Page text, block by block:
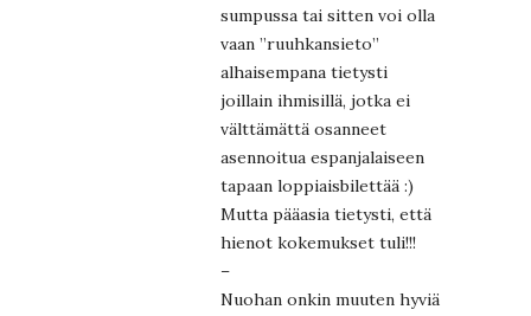
sumpussa tai sitten voi olla
vaan ”ruuhkansieto”
alhaisempana tietysti
joillain ihmisillä, jotka ei
välttämättä osanneet
asennoitua espanjalaiseen
tapaan loppiaisbilettää :)
Mutta pääasia tietysti, että
hienot kokemukset tuli!!!
–
Nuohan onkin muuten hyviä